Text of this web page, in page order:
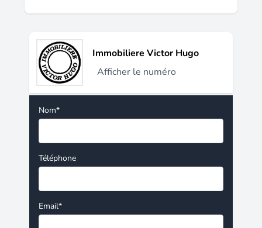
Immobiliere Victor Hugo
Afficher le numéro
Nom*
Téléphone
Email*